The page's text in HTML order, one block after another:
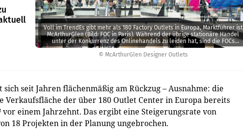
© McArthurGlen Designer Outlets
Voll im TrendEs gibt mehr als 180 Factory Outlets in Europa, Marktführer ist
McArthurGlen (Bild: FOC in Paris). Während der übrige stationäre Handel
unter der Konkurrenz des Onlinehandels zu leiden hat, sind die FOCs
demgegenüber nahezu immun.
seit Jahren flächenmäßig am Rückzug – Ausnahme: die
Verkaufsfläche der über 180 Outlet Center in Europa bereits
einem Jahrzehnt. Das ergibt eine Steigerungsrate von
18 Projekten in der Planung ungebrochen.